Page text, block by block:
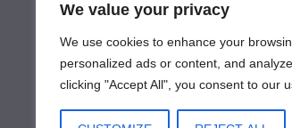
We value your privacy
We use cookies to enhance your
personalized ads or content, and
clicking "Accept All", you consent to our